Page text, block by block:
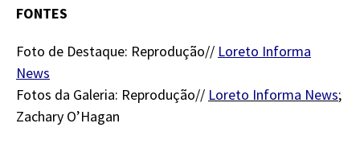
FONTES
Foto de Destaque: Reprodução// Loreto Informa
News
Fotos da Galeria: Reprodução// Loreto Informa News;
Zachary O’Hagan